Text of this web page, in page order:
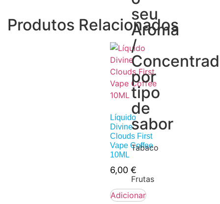
seu
Aroma
/
por
tipo
de
sabor
Tabaco
Frutas
Produtos Relacionados
Líquido
Divine
Clouds First
Vape Coffee
10ML
6,00 €
Adicionar